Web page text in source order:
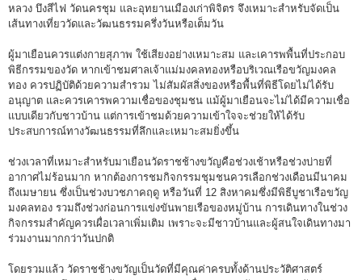
หลวง บึงสีไฟ วัดนครชุม และอุทยานเมืองเก่าพิจิตร จึงเหมาะสำหรับจัดเป็น
เส้นทางเที่ยววัดและวัฒนธรรมครึ่งวันหรือเต็มวัน
ผู้มาเยือนควรแต่งกายสุภาพ ใช้เสียงอย่างเหมาะสม และเคารพพื้นที่ประกอบ
พิธีกรรมของวัด หากเข้าชมศาลเจ้าแม่มงคลทองหรือบริเวณเรือขวัญมงคล
ทอง ควรปฏิบัติด้วยความสำรวม ไม่สัมผัสสิ่งของหรือพื้นที่พิธีโดยไม่ได้รับ
อนุญาต และควรเคารพความเชื่อของชุมชน แม้ผู้มาเยือนจะไม่ได้มีความเชื่อ
แบบเดียวกับชาวบ้าน แต่การเข้าชมด้วยความเข้าใจจะช่วยให้ได้รับ
ประสบการณ์ทางวัฒนธรรมที่ลึกและเหมาะสมยิ่งขึ้น
ช่วงเวลาที่เหมาะสำหรับมาเยือนวัดราชช้างขวัญคือช่วงเช้าหรือช่วงบ่ายที่
อากาศไม่ร้อนมาก หากต้องการชมกิจกรรมชุมชนควรเลือกช่วงเดือนมีนาคม
ถึงเมษายน ซึ่งเป็นช่วงบวชภาคฤดู หรือวันที่ 12 สิงหาคมซึ่งมีพิธีบูชาเรือขวัญ
มงคลทอง รวมถึงช่วงก่อนการแข่งขันพายเรือของหมู่บ้าน การเดินทางในช่วง
กิจกรรมสำคัญควรเผื่อเวลาเพิ่มเติม เพราะจะมีชาวบ้านและผู้สนใจเดินทางมา
ร่วมงานมากกว่าวันปกติ
โดยรวมแล้ว วัดราชช้างขวัญเป็นวัดที่มีคุณค่าครบทั้งด้านประวัติศาสตร์